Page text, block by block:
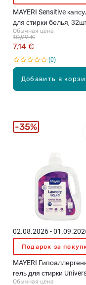
Добавить в
MAYERI Sensitive
для стирки белья,
Обычная цена
7,14 €
10,99 €
0
02.08.2026 -
Подарок за
MAYERI
гель для стирки
Обычная цена
35%